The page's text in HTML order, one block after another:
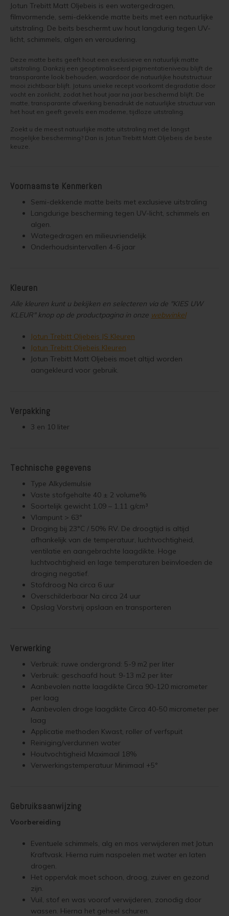
Vloerverf
Vloerlak
Vloerolie
White wash beits
Muurverf
Primers
Houten huis verven
Houten huis wit verven
Tuinhuis behandelen
Tuinhuis olien
Tuinhuis beitsen
Tuinhuis verven
Woonboot oliën
Woonboot beitsen
Woonboot verven
Schutting olien
Schutting verven
Eikenhout behandelen
Eikenhout beitsen
Eikenhout verven
Geïmpregneerd hout olien
Geïmpregneerd hout beitsen
Geïmpregneerd hout verven
Grenen behandelen
Grenen beitsen
Lariks Hout Behandelen
Lariks hout olien
Lariks hout beitsen
Lariks hout verven
Red Cedar behandelen
Red Cedar verven
Steigerhout olien
Steigerhout beitsen
Douglas white wash
Douglas hout impregneren en beitsen
Eikenhout impregneren en beitsen
Eikenhouten garage oliën
Eikenhout oliën in kleur 629 naturell
Zweedse woning schilderen
Veranda verven met de meest duurzame verf van Jotun
Tuinhuis verven in de kleuren wit en grijs
Tuinhuis verven met Jotun Demidekk Ultimate
Blokhut impregneren en beitsen
Red Cedar behandelen en de vergrijzing tegengaan
Red Cedar Oliën
Olympic Oil Stain 704 overschilderen
Olympic Oil Stain 704 Alternatief
Olympic Oil Stain 716 overschilderen
Olympic Oil Stain 716 alternatief
Olympic Oil Stain 717 overschilderen
Olympic Oil Stain 727 overschilderen
Olympic Oil Stain 727 Alternatief
Olympic Stain 911 overschilderen
Houten vloer wit verven
Houten vloer verven met de meest slijtvaste verf van Jotun
Trap wit verven
Houten vloer grijs verven
Jotun Lady kleur 7163 Minty Breeze
Jotun Panellakk Kleuren
Jotun NCS Kleurenwaaier
Jotun RAL Kleurenwaaier
Olympic Stain Kleuren
Sikkens Authentieke Kleuren
Sikkens 3031 - 4041 kleuren
Jotun
Jotun
Jotun Kleurencombinaties
Trebitt Oljebeis
Trebitt Woodcare
Trestjerner Betongolje
Trestjerner Gulvmaling
Demidekk Ultimate Tackfarg
Oude Jotun Producten
Oxan
Oxan
Reviews
Reclameren
Retour
Duurzaamheid
Veel Gestelde Vragen
Garantie, Privacy & Cookie Voorwaarden
Jotun Trebitt Matt Oljebeis is een watergedragen,
filmvormende, semi-dekkende matte beits met een natuurlijke
uitstraling. De beits beschermt uw hout langdurig tegen UV-
licht, schimmels, algen en veroudering.
Deze matte beits geeft hout een exclusieve en natuurlijk matte
uitstraling. Dankzij een geoptimaliseerd pigmentatieniveau blijft de
transparante look behouden, waardoor de natuurlijke houtstructuur
mooi zichtbaar blijft. Jotuns unieke recept voorkomt degradatie door
vocht en zonlicht, zodat het hout jaar na jaar beschermd blijft. De
matte, transparante afwerking benadrukt de natuurlijke structuur van
het hout en geeft gevels een moderne, tijdloze uitstraling.
Zoekt u de meest natuurlijke matte uitstraling met de langst
mogelijke bescherming? Dan is Jotun Trebitt Matt Oljebeis de beste
keuze.
Voornaamste Kenmerken
Semi-dekkende matte beits met exclusieve uitstraling
Langdurige bescherming tegen UV-licht, schimmels en
algen.
Wategedragen en milieuvriendelijk
Onderhoudsintervallen 4-6 jaar
Kleuren
Alle kleuren kunt u bekijken en selecteren via de "KIES UW
KLEUR" knop op de productpagina in onze webwinkel
Jotun Trebitt Oljebeis JS Kleuren
Jotun Trebitt Oljebeis Kleuren
Jotun Trebitt Matt Oljebeis moet altijd worden
aangekleurd voor gebruik.
Verpakking
3 en 10 liter
Technische gegevens
Type Alkydemulsie
Vaste stofgehalte 40 ± 2 volume%
Soortelijk gewicht 1,09 – 1,11 g/cm³
Vlampunt > 63°
Droging bij 23°C / 50% RV. De droogtijd is altijd
afhankelijk van de temperatuur, luchtvochtigheid,
ventilatie en aangebrachte laagdikte. Hoge
luchtvochtigheid en lage temperaturen beïnvloeden de
droging negatief.
Stofdroog Na circa 6 uur
Overschilderbaar Na circa 24 uur
Opslag Vorstvrij opslaan en transporteren
Verwerking
Verbruik: ruwe ondergrond: 5-9 m2 per liter
Verbruik: geschaafd hout: 9-13 m2 per liter
Aanbevolen natte laagdikte Circa 90-120 micrometer
per laag
Aanbevolen droge laagdikte Circa 40-50 micrometer per
laag
Applicatie methoden Kwast, roller of verfspuit
Reiniging/verdunnen water
Houtvochtigheid Maximaal 18%
Verwerkingstemperatuur Minimaal +5°
Gebruiksaanwijzing
Voorbereiding
Eventuele schimmels, alg en mos verwijderen met Jotun
Kraftvask. Hierna ruim naspoelen met water en laten
drogen.
Het oppervlak moet schoon, droog, zuiver en gezond
zijn.
Vuil, stof en was vooraf verwijderen, zonodig door
wassen. Hierna het geheel schuren.